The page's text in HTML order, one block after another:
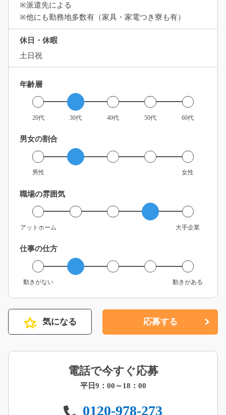
※派遣先による
※他にも勤務地多数有（家具・家電つき寮も有）
休日・休暇
土日祝
年齢層
20代 30代 40代 50代 60代
男女の割合
男性 女性
職場の雰囲気
アットホーム 大手企業
仕事の仕方
動きがない 動きがある
気になる 応募する
電話で今すぐ応募
平日9：00～18：00
0120-978-273